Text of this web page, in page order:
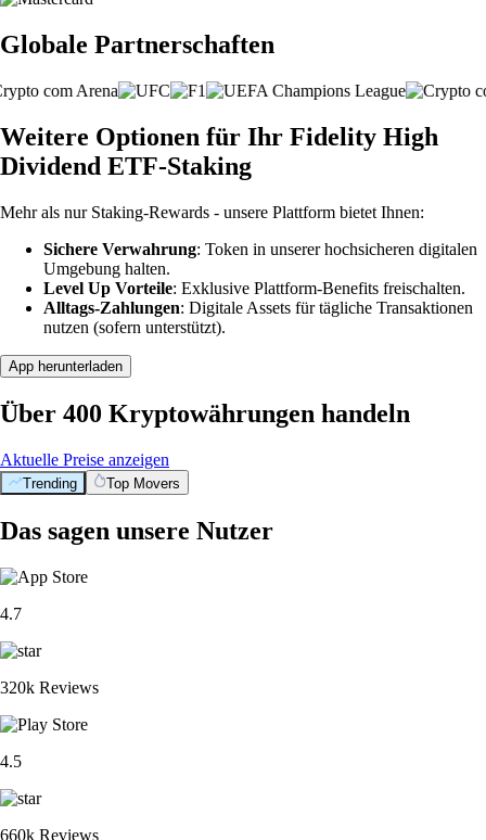
Globale Partnerschaften
Weitere Optionen für Ihr Fidelity High
Dividend ETF-Staking
Mehr als nur Staking-Rewards - unsere Plattform bietet Ihnen:
Sichere Verwahrung: Token in unserer hochsicheren digitalen
Umgebung halten.
Level Up Vorteile: Exklusive Plattform-Benefits freischalten.
Alltags-Zahlungen: Digitale Assets für tägliche Transaktionen
nutzen (sofern unterstützt).
App herunterladen
Über 400 Kryptowährungen handeln
Aktuelle Preise anzeigen
Trending Top Movers
Das sagen unsere Nutzer
4.7
320k Reviews
4.5
660k Reviews